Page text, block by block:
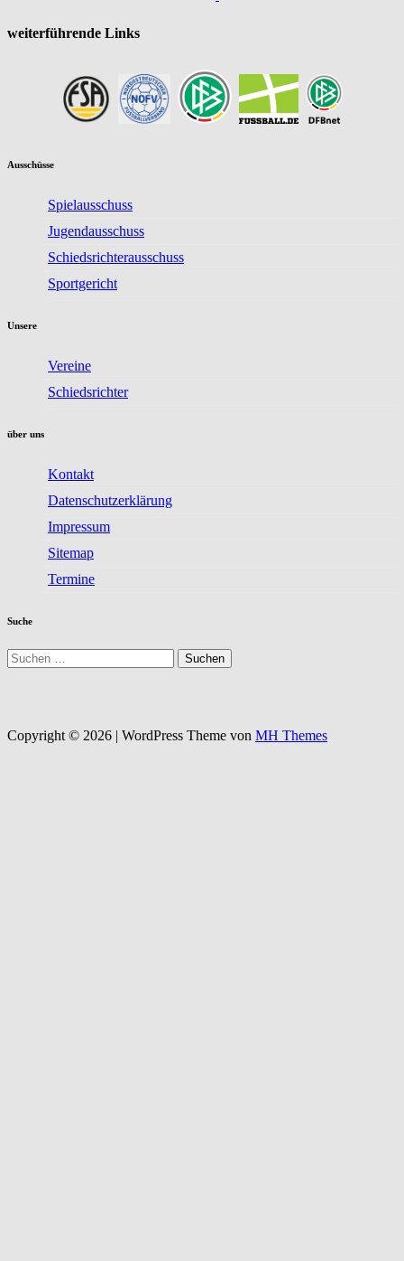
weiterführende Links
Ausschüsse
Spielausschuss
Jugendausschuss
Schiedsrichterausschuss
Sportgericht
Unsere
Vereine
Schiedsrichter
über uns
Kontakt
Datenschutzerklärung
Impressum
Sitemap
Termine
Suche
Suchen
nach:
Copyright © 2026 | WordPress Theme von MH Themes